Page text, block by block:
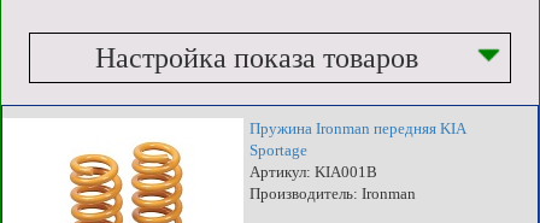
Настройка показа товаров
Пружина Ironman передняя KIA
Sportage
Артикул: KIA001B
Производитель: Ironman